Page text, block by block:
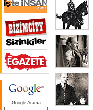
Google Arama